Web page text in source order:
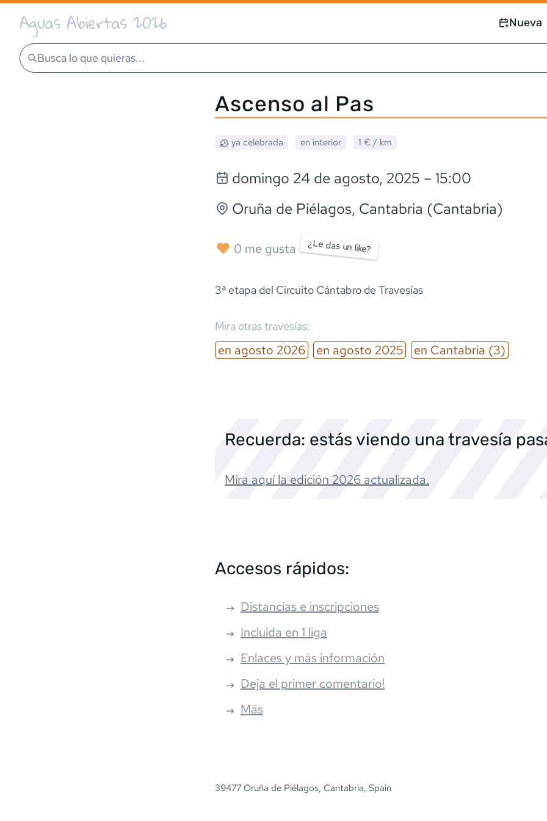
Aguas Abiertas 2026 Nueva
Busca lo que quieras...
Ascenso al Pas
ya celebrada en interior 1 € / km
domingo 24 de agosto, 2025 – 15:00
Oruña de Piélagos, Cantabria (Cantabria)
0 me gusta ¿Le das un like?
3ª etapa del Circuito Cántabro de Travesías
Mira otras travesías:
en agosto 2026 en agosto 2025 en Cantabria (3)
Recuerda: estás viendo una travesía
Mira aquí la edición 2026 actualizada.
Accesos rápidos:
Distancias e inscripciones
Incluida en 1 liga
Enlaces y más información
Deja el primer comentario!
Más
39477 Oruña de Piélagos, Cantabria, Spain